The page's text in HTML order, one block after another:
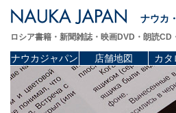
ナウカ
ロシア書籍・新聞雑誌・映画DVD・朗読
ナウカジャパン 店舗地図 カタ